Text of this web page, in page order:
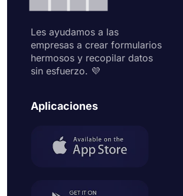
Les ayudamos a las
empresas a crear formularios
hermosos y recopilar datos
sin esfuerzo. 💜
Aplicaciones